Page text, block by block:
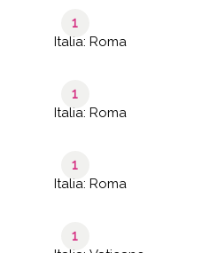
1
Italia: Roma
1
Italia: Roma
1
Italia: Roma
1